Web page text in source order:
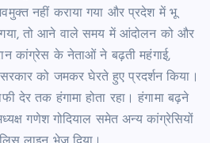
नहीं कराया गया और प्रदेश में भू
गया, तो आने वाले समय में आंदोलन को और
कांग्रेस के नेताओं ने बढ़ती महंगाई,
सरकार को जमकर घेरते हुए प्रदर्शन किया।
देर तक हंगामा होता रहा। हंगामा बढ़ने
गणेश गोदियाल समेत अन्य कांग्रेसियों